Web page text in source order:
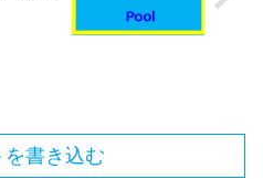
を書き込む